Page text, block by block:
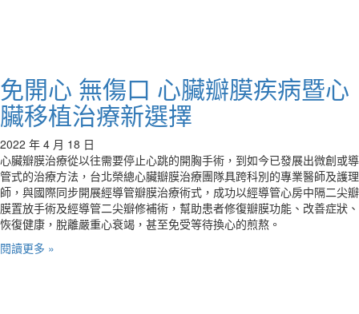
免開心 無傷口 心臟瓣膜疾病暨心
臟移植治療新選擇
2022 年 4 月 18 日
心臟瓣膜治療從以往需要停止心跳的開胸手術，到如今已發展出微創或導
管式的治療方法，台北榮總心臟瓣膜治療團隊具跨科別的專業醫師及護理
師，與國際同步開展經導管瓣膜治療術式，成功以經導管心房中隔二尖瓣
膜置放手術及經導管二尖瓣修補術，幫助患者修復瓣膜功能、改善症狀、
恢復健康，脫離嚴重心衰竭，甚至免受等待換心的煎熬。
閱讀更多 »